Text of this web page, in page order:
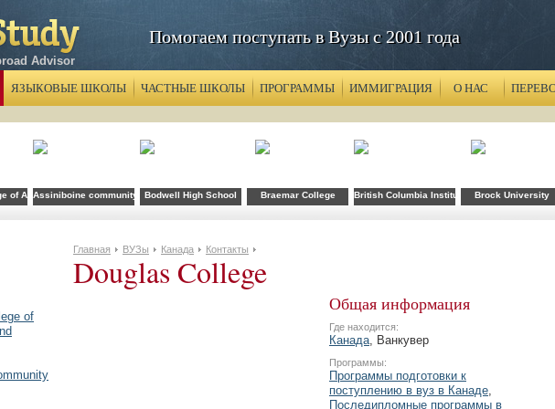
Advisor
Помогаем поступать в Вузы с 2001 года
ЯЗЫКОВЫЕ ШКОЛЫ ЧАСТНЫЕ ШКОЛЫ ПРОГРАММЫ ИММИГРАЦИЯ О НАС
of Applied Arts and Technology
Assiniboine community collegeBodwell High School Braemar College British Columbia Institute of Technology
Brock University
of
Главная ВУЗы Канада Контакты
Douglas College
Общая информация
Где находится:
Канада, Ванкувер
Программы:
Программы подготовки к
поступлению в вуз в Канаде,
Последипломные программы в